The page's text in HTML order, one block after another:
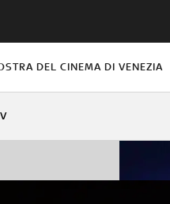
DEL CINEMA DI VENEZIA